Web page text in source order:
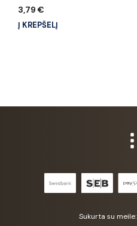
3,79 €
Į KREPŠELĮ
Sukurta su meile: